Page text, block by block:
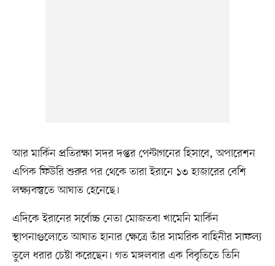
আর মার্কিন প্রতিরক্ষা সদর দপ্তর পেন্টাগনের হিসাবে, অপারেশন
এপিক ফিউরি শুরুর পর থেকে তারা ইরানে ১৩ হাজারের বেশি
লক্ষ্যবস্তুতে আঘাত হেনেছে।
এদিকে ইরানের সর্বোচ্চ নেতা মোজতবা খামেনি মার্কিন
স্থাপনাগুলোতে আঘাত হানার ক্ষেত্রে তাঁর সামরিক বাহিনীর সাফল্য
তুলে ধরার চেষ্টা করেছেন। গত মঙ্গলবার এক বিবৃতিতে তিনি